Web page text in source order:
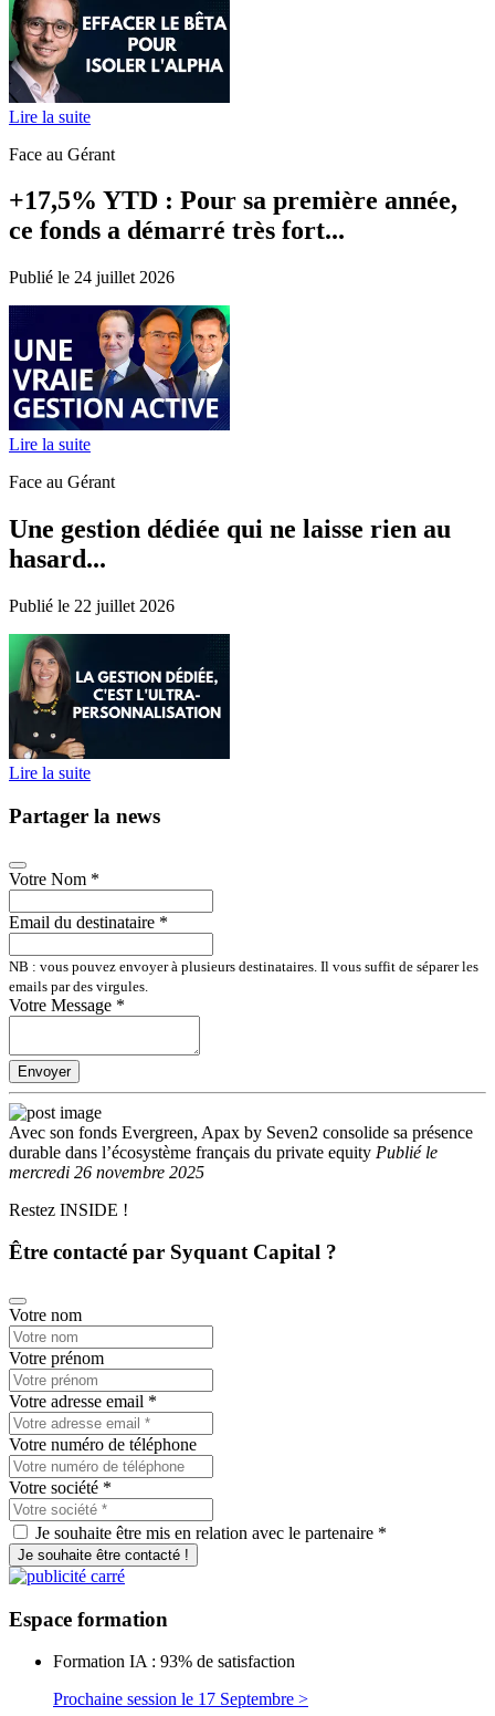
Lire la suite
Face au Gérant
+17,5% YTD : Pour sa première année,
ce fonds a démarré très fort...
Publié le 24 juillet 2026
Lire la suite
Face au Gérant
Une gestion dédiée qui ne laisse rien au
hasard...
Publié le 22 juillet 2026
Lire la suite
Partager la news
Votre Nom *
Email du destinataire *
NB : vous pouvez envoyer à plusieurs destinataires. Il vous suffit de séparer les
emails par des virgules.
Votre Message *
Envoyer
Avec son fonds Evergreen, Apax by Seven2 consolide sa présence
durable dans l’écosystème français du private equity Publiéle
mercredi 26 novembre 2025
Restez INSIDE !
Être contacté par Syquant Capital ?
Votre nom
Votre prénom
Votre adresse email *
Votre numéro de téléphone
Votre société *
Je souhaite être mis en relation avec le partenaire *
Je souhaite être contacté !
Espace formation
Formation IA : 93% de satisfaction
Prochaine session le 17 Septembre >